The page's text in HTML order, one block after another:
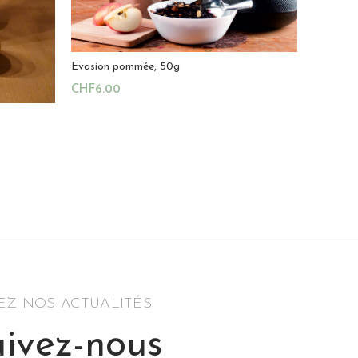
Evasion pommée, 50g
CHF6.00
NOS ACTUALITÉS
nous